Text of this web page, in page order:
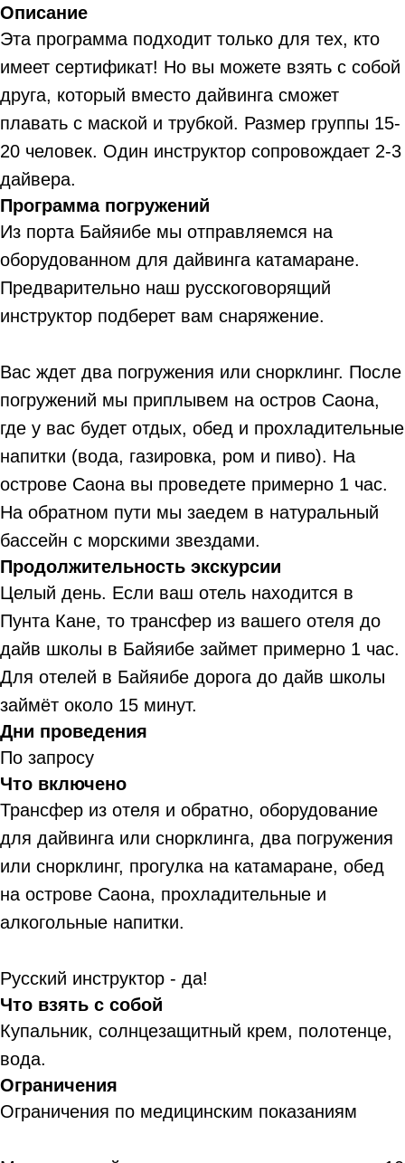
Описание
Эта программа подходит только для тех, кто
имеет сертификат! Но вы можете взять с собой
друга, который вместо дайвинга сможет
плавать с маской и трубкой. Размер группы 15-
20 человек. Один инструктор сопровождает 2-3
дайвера.
Программа погружений
Из порта Байяибе мы отправляемся на
оборудованном для дайвинга катамаране.
Предварительно наш русскоговорящий
инструктор подберет вам снаряжение.
Вас ждет два погружения или снорклинг. После
погружений мы приплывем на остров Саона,
где у вас будет отдых, обед и прохладительные
напитки (вода, газировка, ром и пиво). На
острове Саона вы проведете примерно 1 час.
На обратном пути мы заедем в натуральный
бассейн с морскими звездами.
Продолжительность экскурсии
Целый день. Если ваш отель находится в
Пунта Кане, то трансфер из вашего отеля до
дайв школы в Байяибе займет примерно 1 час.
Для отелей в Байяибе дорога до дайв школы
займёт около 15 минут.
Дни проведения
По запросу
Что включено
Трансфер из отеля и обратно, оборудование
для дайвинга или снорклинга, два погружения
или снорклинг, прогулка на катамаране, обед
на острове Саона, прохладительные и
алкогольные напитки.
Русский инструктор - да!
Что взять с собой
Купальник, солнцезащитный крем, полотенце,
вода.
Ограничения
Ограничения по медицинским показаниям